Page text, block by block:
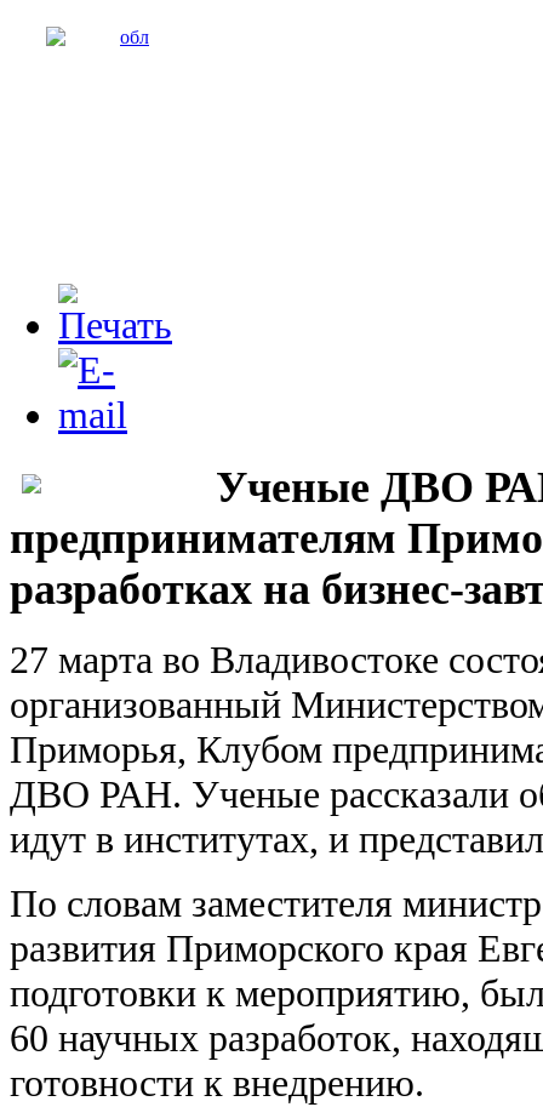
Ученые ДВО
предпринимателям
разработках на бизнес-
27 марта во Владивостоке
организованный
Приморья, Клубом
ДВО РАН. Ученые рассказали
идут в институтах, и
По словам заместителя
развития Приморского края
подготовки к мероприятию,
60 научных разработок,
готовности к внедрению.